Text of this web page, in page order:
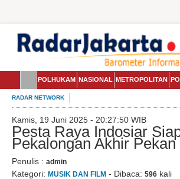
POLHUKAM NASIONAL METROPOLITAN
RADAR NETWORK
Kamis, 19 Juni 2025 - 20:27:50 WIB
Pesta Raya Indosiar
Pekalongan Akhir Pekan
Penulis : admin
Kategori: MUSIK DAN FILM - Dibaca: 596 kali